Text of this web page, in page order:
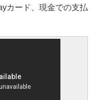
カード、現金での支払